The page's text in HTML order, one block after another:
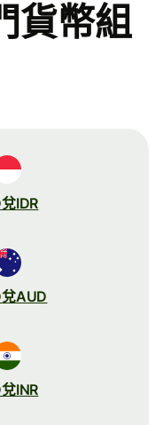
貨幣組
IDR
AUD
INR